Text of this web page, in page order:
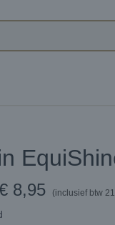
8,95 (inclusief btw